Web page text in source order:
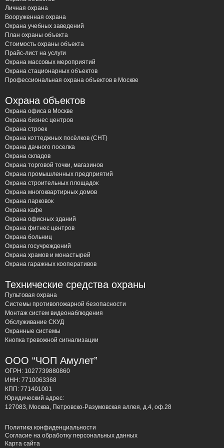
оборудование от проверенных производителей,
гарантирующее надежность и долговечность системы.
Профессиональный монтаж – залог бесперебойной
работы видеонаблюдения. Наши специалисты
тщательно прокладывают кабели, выбирают
оптимальные места для установки камер, настраивают
программное обеспечение для удобного мониторинга и
так и беспроводные решения, IP и аналоговые камеры,
видеорегистраторы с различным функционалом,
системы с удаленным доступом и интеграцией с другими
охранными системами.
Кроме монтажа, ЧОП “Амулет” предоставляет услуги по
техническому обслуживанию систем видеонаблюдения в
Химках. Регулярная профилактика поможет
предотвратить сбои в работе оборудования и продлить
срок его службы. Мы проводим диагностику, чистку и
настройку камер, проверяем работоспособность
видеорегистраторов и других компонентов системы. В
случае возникновения неисправностей, наши
специалисты оперативно выезжают на объект и
устраняют проблемы. Выбирая ЧОП “Амулет”, Вы
Вашего объекта в Химках.
Выбор оптимальной
системы
видеонаблюдения в
Химках
Выбор системы видеонаблюдения в Химках —
ответственная задача, требующая учета множества
факторов. Специфика города, с его сочетанием плотной
к лесопарковым зонам, диктует особые требования к
Личная охрана
Вооруженная охрана
Охрана учебных заведений
План охраны объекта
Стоимость охраны объекта
Прайс-лист на услуги
Охрана массовых мероприятий
Охрана стационарных объектов
Профессиональная охрана объектов в Москве
Охрана объектов
Охрана офиса в Москве
Охрана бизнес центров
Охрана строек
Охрана коттеджных посёлков (СНТ)
Охрана дачного поселка
Охрана складов
Охрана торговой точки, магазинов
Охрана промышленных предприятий
Охрана строительных площадок
Охрана многоквартирных домов
Охрана парковок
Охрана кафе
Охрана офисных зданий
Охрана фитнес центров
Охрана больниц
Охрана госучреждений
Охрана храмов и монастырей
Охрана гаражных кооперативов
Технические средства охраны
Пультовая охрана
Системы противопожарной безопасности
Монтаж систем видеонаблюдения
Обслуживание СКУД
Охранные системы
Кнопка тревожной сигнализации
ООО “ЧОП Амулет”
ОГРН: 1027739880860
ИНН: 7710063368
КПП: 771401001
Юридический адрес:
127083, Москва, Петровско-Разумовская аллея, д.4, оф.28
Политика конфиденциальности
Согласие на обработку персональных данных
Карта сайта